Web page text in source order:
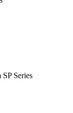
Series